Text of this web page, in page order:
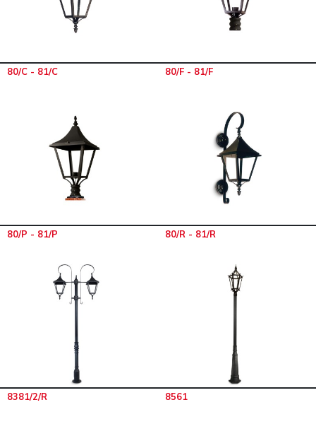
80/C - 81/C 80/F - 81/F
80/P - 81/P 80/R - 81/R
8381/2/R 8561